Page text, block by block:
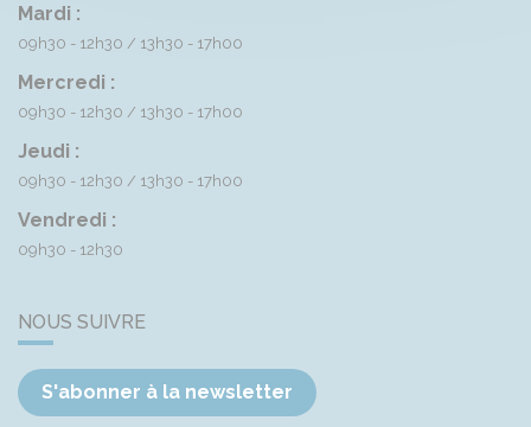
Mardi :
09h30 - 12h30 13h30 - 17h00
Mercredi :
09h30 - 12h30 13h30 - 17h00
Jeudi :
09h30 - 12h30 13h30 - 17h00
Vendredi :
09h30 - 12h30
NOUS SUIVRE
S'abonner à la newsletter